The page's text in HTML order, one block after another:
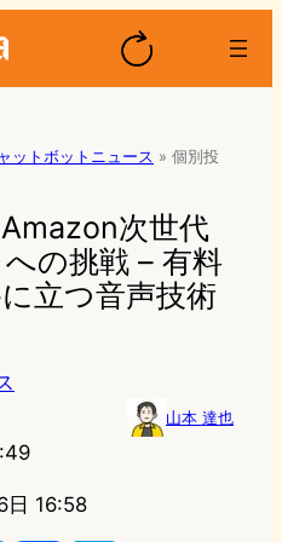
ットボットニュース » 個別投
次世代
の挑戦 – 有料
立つ音声技術
山本 達也
日 16:58